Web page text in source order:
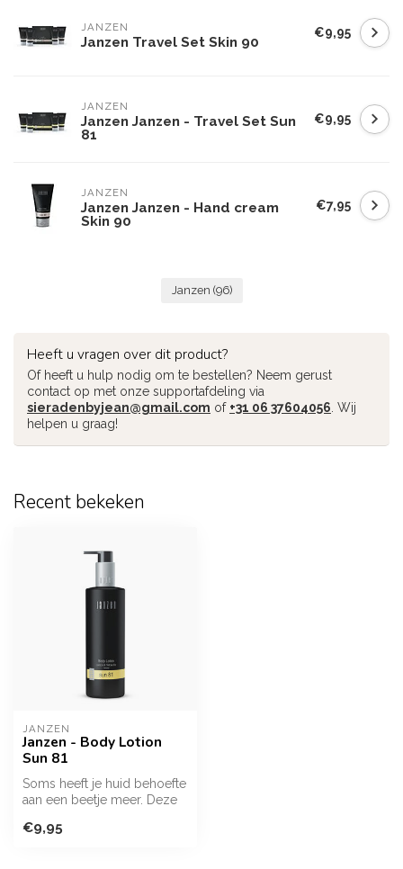
JANZEN
Janzen Travel Set Skin 90
€9,95
JANZEN
Janzen Janzen - Travel Set Sun
81
€9,95
JANZEN
Janzen Janzen - Hand cream
Skin 90
€7,95
Janzen (96)
Heeft u vragen over dit product?
Of heeft u hulp nodig om te bestellen? Neem gerust
contact op met onze supportafdeling via
sieradenbyjean@gmail.com of +31 06 37604056 . Wij
helpen u graag!
Recent bekeken
JANZEN
Janzen - Body Lotion
Sun 81
Soms heeft je huid behoefte
aan een beetje meer. Deze
een...
€9,95